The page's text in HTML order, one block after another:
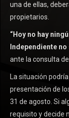
una de ellas,
propietarios.
“Hoy no hay
Independiente
ante la consulta
La situación
presentación de
31 de agosto. Si
requisito y decide